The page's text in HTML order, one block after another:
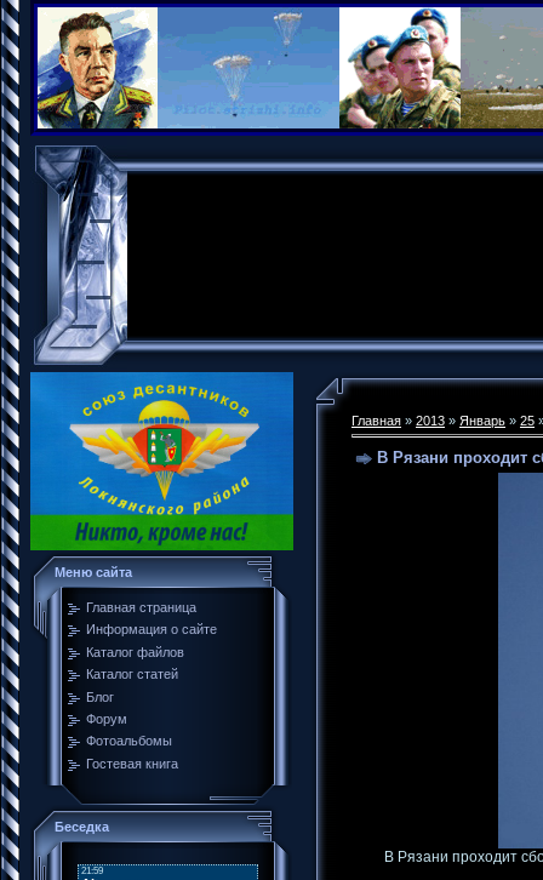
Меню сайта
Главная страница
Информация о сайте
Каталог файлов
Каталог статей
Блог
Форум
Фотоальбомы
Гостевая книга
Беседка
Главная » 2013 » Январь » 25
В Рязани проходит
В Рязани проходит